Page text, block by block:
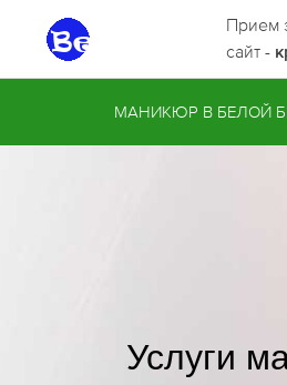
Прием
сайт -
МАНИКЮР В БЕЛОЙ
Услуги